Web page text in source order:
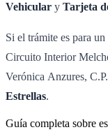
Vehicular y Tarjeta
Si el trámite es para
Circuito Interior
Verónica Anzures,
Estrellas.
Guía completa sobre